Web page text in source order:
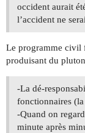
occident aurait
l’accident ne
Le programme civil
produisant du
-La dé-
fonctionnaires (la
-Quand on
minute après